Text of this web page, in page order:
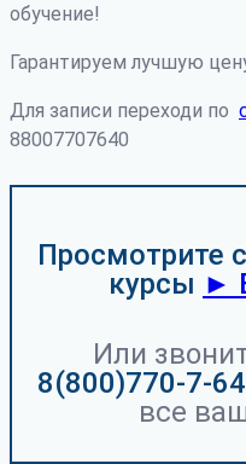
обучение!
Гарантируем лучшую
Для записи переходи по
88007707640
Просмотрите
курсы ►
Или
8(800)770-7-
все